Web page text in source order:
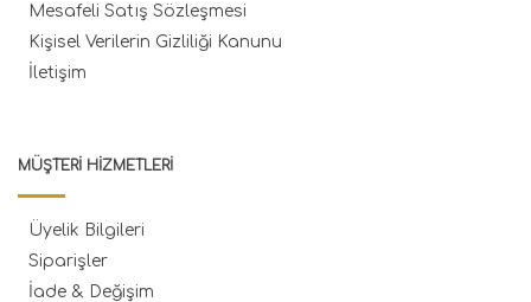
Mesafeli Satış Sözleşmesi
Kişisel Verilerin Gizliliği Kanunu
İletişim
MÜŞTERI HIZMETLERI
Üyelik Bilgileri
Siparişler
İade & Değişim